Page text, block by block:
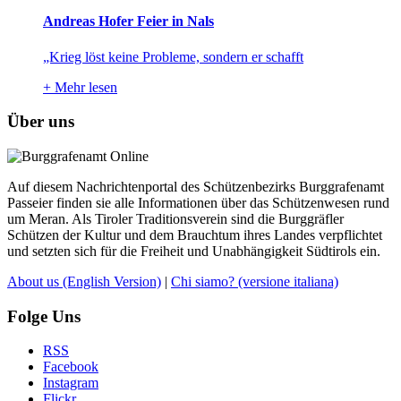
Andreas Hofer Feier in Nals
„Krieg löst keine Probleme, sondern er schafft
+ Mehr lesen
Über uns
Auf diesem Nachrichtenportal des Schützenbezirks Burggrafenamt
Passeier finden sie alle Informationen über das Schützenwesen rund
um Meran. Als Tiroler Traditionsverein sind die Burggräfler
Schützen der Kultur und dem Brauchtum ihres Landes verpflichtet
und setzten sich für die Freiheit und Unabhängigkeit Südtirols ein.
About us (English Version) | Chi siamo? (versione italiana)
Folge Uns
RSS
Facebook
Instagram